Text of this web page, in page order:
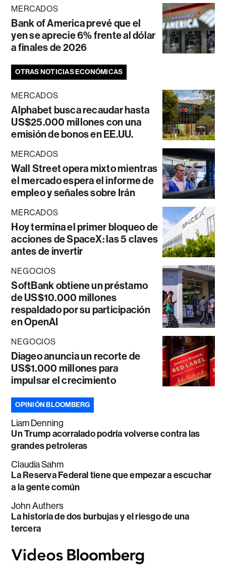
MERCADOS
Bank of America prevé que el
yen se aprecie 6% frente al dólar
a finales de 2026
OTRAS NOTICIAS ECONÓMICAS
MERCADOS
Alphabet busca recaudar hasta
US$25.000 millones con una
emisión de bonos en EE.UU.
MERCADOS
Wall Street opera mixto mientras
el mercado espera el informe de
empleo y señales sobre Irán
MERCADOS
Hoy termina el primer bloqueo de
acciones de SpaceX: las 5 claves
antes de invertir
NEGOCIOS
SoftBank obtiene un préstamo
de US$10.000 millones
respaldado por su participación
en OpenAI
NEGOCIOS
Diageo anuncia un recorte de
US$1.000 millones para
impulsar el crecimiento
OPINIÓN BLOOMBERG
Liam Denning
Un Trump acorralado podría volverse contra las
grandes petroleras
Claudia Sahm
La Reserva Federal tiene que empezar a escuchar
a la gente común
John Authers
La historia de dos burbujas y el riesgo de una
tercera